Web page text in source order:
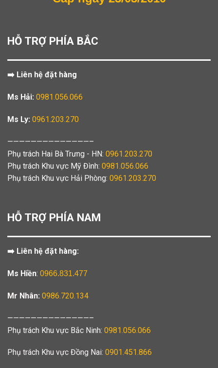
HỖ TRỢ PHÍA BẮC
➡️ Liên hệ đặt hàng
Ms Hải: 0981.056.066
Ms Ly: 0961.203.270
——————————————–
Phụ trách Hai Bà Trưng - HN: 0961.203.270
Phụ trách Khu vực Mỹ Đình: 0981.056.066
Phụ trách Khu vực Hải Phòng: 0961.203.270
HỖ TRỢ PHÍA NAM
➡️ Liên hệ đặt hàng:
Ms Hiền: 0966.831.477
Mr Nhân: 0986.720.134
——————————————–
Phụ trách Khu vực Bắc Ninh: 0981.056.066
Phụ trách Khu vực Đồng Nai: 0901.451.866